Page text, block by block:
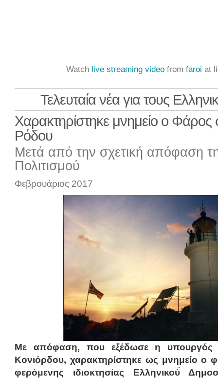
Watch live streaming video from faroi at
Τελευταία νέα για τους
Χαρακτηρίστηκε μνημείο ο
Ρόδου
Μετά από την σχετική απόφαση
Πολιτισμού
Φεβρουάριος 2017
Με απόφαση, που εξέδωσε η υπουργός
Κονιόρδου, χαρακτηρίστηκε ως μνημείο ο
φερόμενης ιδιοκτησίας Ελληνικού́